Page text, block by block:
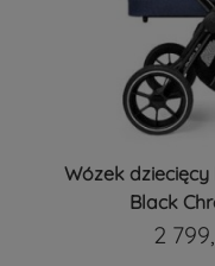
Wózek dziecięcy
Black
2